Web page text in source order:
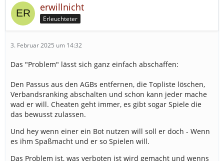
erwillnicht
Erleuchteter
3. Februar 2025 um 14:32
Das "Problem" lässt sich ganz einfach abschaffen:
Den Passus aus den AGBs entfernen, die Topliste löschen,
Verbandsranking abschalten und schon kann jeder mache
wad er will. Cheaten geht immer, es gibt sogar Spiele die
das bewusst zulassen.
Und hey wenn einer ein Bot nutzen will soll er doch - Wenn
es ihm Spaßmacht und er so Spielen will.
Das Problem ist, was verboten ist wird gemacht und wenns